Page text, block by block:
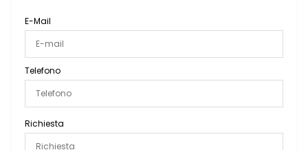
E-Mail
Telefono
Richiesta